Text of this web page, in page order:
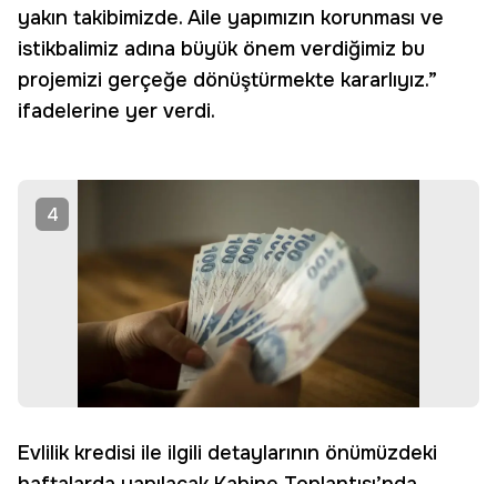
yakın takibimizde. Aile yapımızın korunması ve
istikbalimiz adına büyük önem verdiğimiz bu
projemizi gerçeğe dönüştürmekte kararlıyız.”
ifadelerine yer verdi.
4
Evlilik kredisi ile ilgili detaylarının önümüzdeki